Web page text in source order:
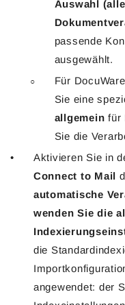
Auswahl
passende
ausgewählt.
Für
Sie eine
allgemein für
Sie die
Aktivieren Sie in
Connect to Mail
automatische
wenden Sie die
die
angewendet: der